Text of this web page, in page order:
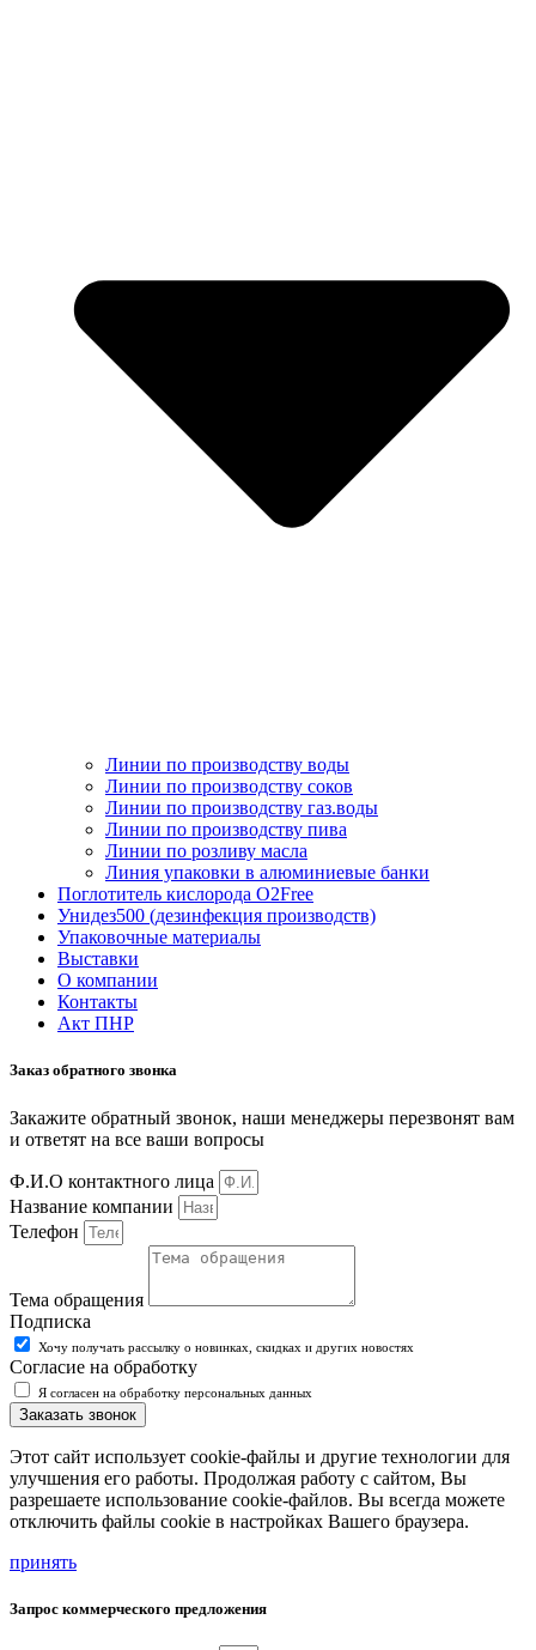
Линии по производству воды
Линии по производству соков
Линии по производству газ.воды
Линии по производству пива
Линии по розливу масла
Линия упаковки в алюминиевые банки
Поглотитель кислорода O2Free
Унидез500 (дезинфекция производств)
Упаковочные материалы
Выставки
О компании
Контакты
Акт ПНР
Заказ обратного звонка
Закажите обратный звонок, наши менеджеры перезвонят вам
и ответят на все ваши вопросы
Ф.И.О контактного лица
Название компании
Телефон
Тема обращения
Подписка
Хочу получать рассылку о новинках, скидках и других новостях
Согласие на обработку
Я согласен на обработку персональных данных
Заказать звонок
Этот сайт использует cookie-файлы и другие технологии для
улучшения его работы. Продолжая работу с сайтом, Вы
разрешаете использование cookie-файлов. Вы всегда можете
отключить файлы cookie в настройках Вашего браузера.
принять
Запрос коммерческого предложения